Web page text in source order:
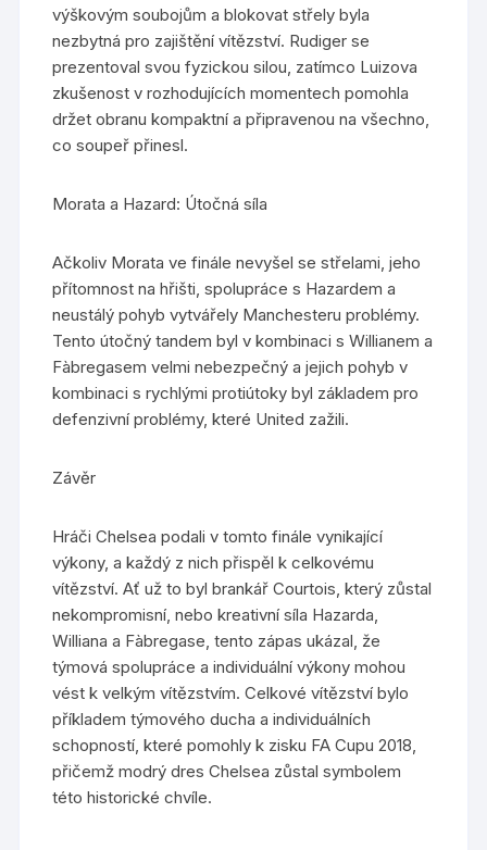
výškovým soubojům a blokovat střely byla
nezbytná pro zajištění vítězství. Rudiger se
prezentoval svou fyzickou silou, zatímco Luizova
zkušenost v rozhodujících momentech pomohla
držet obranu kompaktní a připravenou na všechno,
co soupeř přinesl.
Morata a Hazard: Útočná síla
Ačkoliv Morata ve finále nevyšel se střelami, jeho
přítomnost na hřišti, spolupráce s Hazardem a
neustálý pohyb vytvářely Manchesteru problémy.
Tento útočný tandem byl v kombinaci s Willianem a
Fàbregasem velmi nebezpečný a jejich pohyb v
kombinaci s rychlými protiútoky byl základem pro
defenzivní problémy, které United zažili.
Závěr
Hráči Chelsea podali v tomto finále vynikající
výkony, a každý z nich přispěl k celkovému
vítězství. Ať už to byl brankář Courtois, který zůstal
nekompromisní, nebo kreativní síla Hazarda,
Williana a Fàbregase, tento zápas ukázal, že
týmová spolupráce a individuální výkony mohou
vést k velkým vítězstvím. Celkové vítězství bylo
příkladem týmového ducha a individuálních
schopností, které pomohly k zisku FA Cupu 2018,
přičemž modrý dres Chelsea zůstal symbolem
této historické chvíle.